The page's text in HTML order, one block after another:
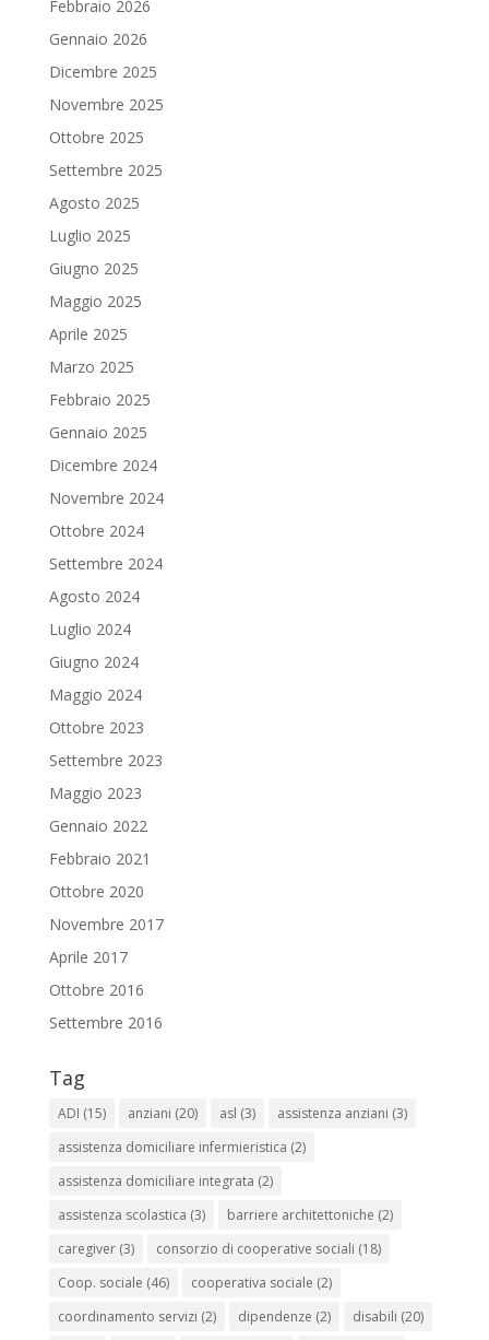
Febbraio 2026
Gennaio 2026
Dicembre 2025
Novembre 2025
Ottobre 2025
Settembre 2025
Agosto 2025
Luglio 2025
Giugno 2025
Maggio 2025
Aprile 2025
Marzo 2025
Febbraio 2025
Gennaio 2025
Dicembre 2024
Novembre 2024
Ottobre 2024
Settembre 2024
Agosto 2024
Luglio 2024
Giugno 2024
Maggio 2024
Ottobre 2023
Settembre 2023
Maggio 2023
Gennaio 2022
Febbraio 2021
Ottobre 2020
Novembre 2017
Aprile 2017
Ottobre 2016
Settembre 2016
Tag
ADI (15) anziani (20) asl (3) assistenza anziani (3)
assistenza domiciliare infermieristica (2)
assistenza domiciliare integrata (2)
assistenza scolastica (3) barriere architettoniche (2)
caregiver(3) consorzio di cooperative sociali (18)
Coop. sociale (46) cooperativa sociale (2)
coordinamento servizi (2) dipendenze (2) disabili (20)